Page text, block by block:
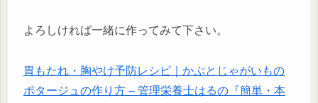
よろしければ一緒に作ってみて下さい。
胃もたれ・胸やけ予防レシピ｜かぶとじゃがいもの
ポタージュの作り方 – 管理栄養士はるの『簡単・本